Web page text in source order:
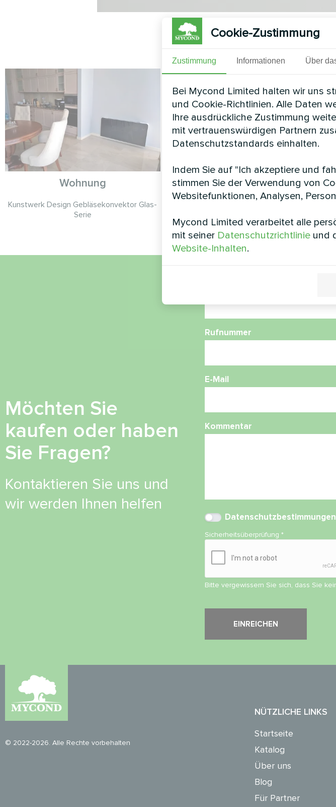
Wohnung
Kunstwerk Design Gebläsekonvektor Glas-
Serie
Hotel &amp; Spa
Möchten Sie
kaufen oder haben
Sie Fragen?
Kontaktieren Sie uns und
wir werden Ihnen helfen
Rufnummer
E-Mail
Kommentar
Datenschutzbestimmungen
Sicherheitsüberprüfung*
Bitte vergewissern Sie sich, dass Sie
© 2022-2026. Alle Rechte vorbehalten
NÜTZLICHE LINKS
Startseite
Katalog
Über uns
Blog
Für Partner
Cookie-Zustimmung
Zustimmung Informationen Über
Bei Mycond Limited halten wir uns
und Cookie-Richtlinien. Alle Daten
Ihre ausdrückliche Zustimmung
mit vertrauenswürdigen Partnern
Datenschutzstandards einhalten.
Indem Sie auf "Ich akzeptiere und
stimmen Sie der Verwendung von
Websitefunktionen, Analysen,
Mycond Limited verarbeitet alle
mit seiner Datenschutzrichtlinie und
Website-Inhalten.